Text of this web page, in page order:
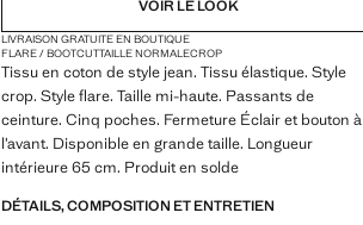
VOIR LE LOOK
LIVRAISON GRATUITE EN BOUTIQUE
FLARE / BOOTCUTTAILLE NORMALECROP
Tissu en coton de style jean. Tissu élastique. Style
crop. Style flare. Taille mi-haute. Passants de
ceinture. Cinq poches. Fermeture Éclair et bouton à
l’avant. Disponible en grande taille. Longueur
intérieure 65 cm. Produit en solde
DÉTAILS, COMPOSITION ET ENTRETIEN